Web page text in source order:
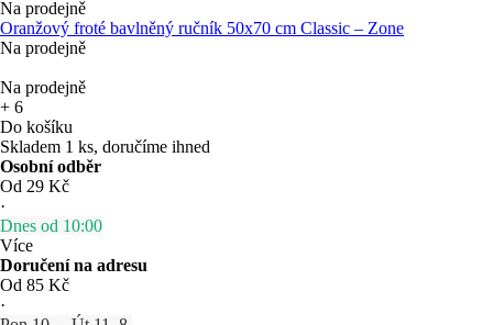
Na prodejně
Oranžový froté bavlněný ručník 50x70 cm Classic – Zone
Na prodejně
Na prodejně
+ 6
Do košíku
Skladem 1 ks, doručíme ihned
Osobní odběr
Od 29 Kč
·
Dnes od 10:00
Více
Doručení na adresu
Od 85 Kč
·